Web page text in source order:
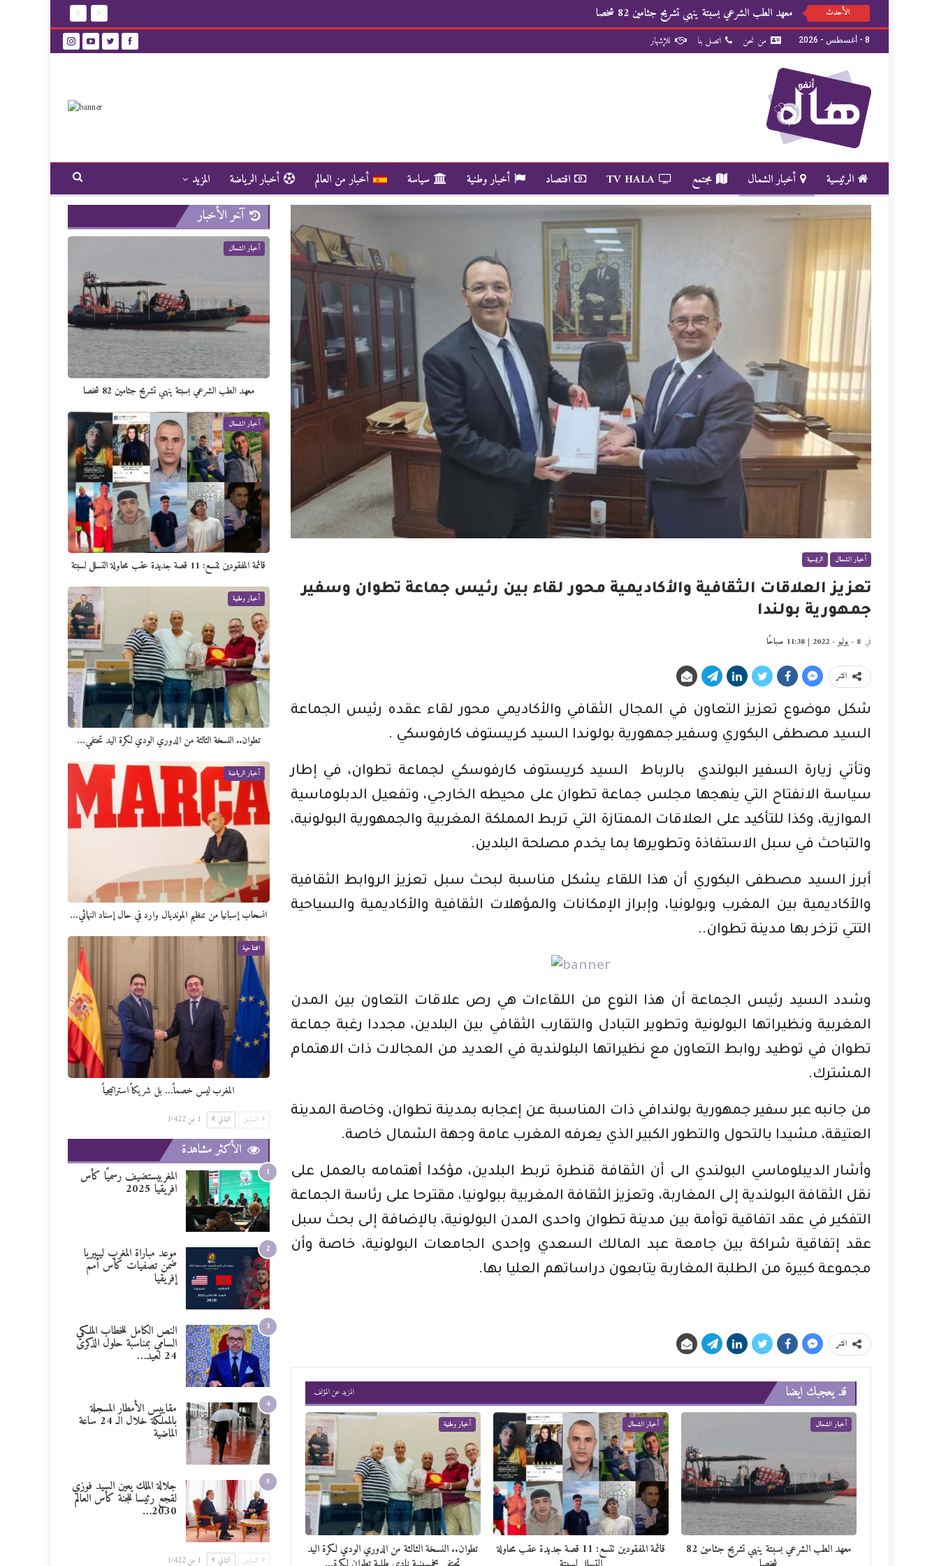
الأحدث معهد الطب الشرعي بسبتة ينهي تشريح جثامين 82 شخصا
8 - أغسطس - 2026 من نحن اتصل بنا للإشهار
الرئيسية أخبار الشمال مجتمع TV HALA اقتصاد أخبار وطنية سياسة أخبار من العالم أخبار الرياضة المزيد
أخبار الشمال الرئيسية
تعزيز العلاقات الثقافية والأكاديمية محور لقاء بين رئيس جماعة تطوان وسفير
جمهورية بولندا
في 8 - يوليو - 2022 | 11:38 صباحًا
انشر
شكل موضوع تعزيز التعاون في المجال الثقافي والأكاديمي محور لقاء عقده رئيس الجماعة
السيد مصطفى البكوري وسفير جمهورية بولوندا السيد كريستوف كارفوسكي .
وتأتي زيارة السفير البولندي بالرباط السيد كريستوف كارفوسكي لجماعة تطوان، في إطار
سياسة الانفتاح التي ينهجها مجلس جماعة تطوان على محيطه الخارجي، وتفعيل الدبلوماسية
الموازية، وكذا للتأكيد على العلاقات الممتازة التي تربط المملكة المغربية والجمهورية البولونية،
والتباحث في سبل الاستفاذة وتطويرها بما يخدم مصلحة البلدين.
أبرز السيد مصطفى البكوري أن هذا اللقاء يشكل مناسبة لبحث سبل تعزيز الروابط الثقافية
والأكاديمية بين المغرب وبولونيا، وإبراز الإمكانات والمؤهلات الثقافية والأكاديمية والسياحية
التتي تزخر بها مدينة تطوان..
وشدد السيد رئيس الجماعة أن هذا النوع من اللقاءات هي رص علاقات التعاون بين المدن
المغربية ونظيراتها البولونية وتطوير التبادل والتقارب الثقافي بين البلدين، مجددا رغبة جماعة
تطوان في توطيد روابط التعاون مع نظيراتها البلولندية في العديد من المجالات ذات الاهتمام
المشترك.
من جانبه عبر سفير جمهورية بولندافي ذات المناسبة عن إعجابه بمدينة تطوان، وخاصة المدينة
العتيقة، مشيدا بالتحول والتطور الكبير الذي يعرفه المغرب عامة وجهة الشمال خاصة.
وأشار الديبلوماسي البولندي الى أن الثقافة قنطرة تربط البلدين، مؤكدا أهتمامه بالعمل على
نقل الثقافة البولندية إلى المغاربة، وتعزيز الثقافة المغربية ببولونيا، مقترحا على رئاسة الجماعة
التفكير في عقد اتفاقية توأمة بين مدينة تطوان واحدى المدن البولونية، بالإضافة إلى بحث سبل
عقد إتفاقية شراكة بين جامعة عبد المالك السعدي وإحدى الجامعات البولونية، خاصة وأن
مجموعة كبيرة من الطلبة المغاربة يتابعون دراساتهم العليا بها.
انشر
قد يعجبك ايضا المزيد عن المؤلف
أخبار الشمال
معهد الطب الشرعي بسبتة ينهي تشريح جثامين 82
أخبار الشمال
قائمة المفقودين تتسع: 11 قصة جديدة عقب محاولة
أخبار وطنية
تطوان.. النسخة الثالثة من الدوري الودي لكرة اليد
آخر الأخبار
أخبار الشمال
معهد الطب الشرعي بسبتة ينهي تشريح جثامين 82 شخصا
أخبار الشمال
قائمة المفقودين تتسع: 11 قصة جديدة عقب محاولة التسلل لسبتة
أخبار وطنية
تطوان.. النسخة الثالثة من الدوري الودي لكرة اليد تحتفي…
أخبار الرياضة
انسحاب إسبانيا من تنظيم المونديال وارد في حال إسناد النهائي…
افتتاحية
المغرب ليس خصماً… بل شريكاً استراتيجياً
السابق التالي 1 من 1٬422
الأكثر مشاهدة
1 المغربيستضيف رسميًا كأس
افريقيا 2025
2 موعد مباراة المغرب ليبيريا
ضمن تصفيات كأس أمم
إفريقيا
3 النص الكامل للخطاب الملكي
السامي بمناسبة حلول الذكرى
24 لعيد…
4 مقاييس الأمطار المسجلة
بالمملكة خلال الـ 24 ساعة
الماضية
5 جلالة الملك يعين السيد فوزي
لقجع رئيسا للجنة كأس العالم
2030…
السابق التالي 1 من 1٬422